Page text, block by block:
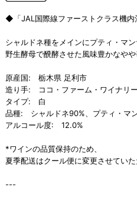
◆「JAL国際線ファーストクラス機内
シャルドネ種をメインにプティ・マン
野生酵母で醗酵させた風味豊かなやや
原産国: 栃木県 足利市
造り手: ココ・ファーム・ワイナリー
タイプ: 白
品種: シャルドネ90%、プティ・マ
アルコール度: 12.0%
*ワインの品質保持のため、
夏季配送はクール便に変更させていた
---